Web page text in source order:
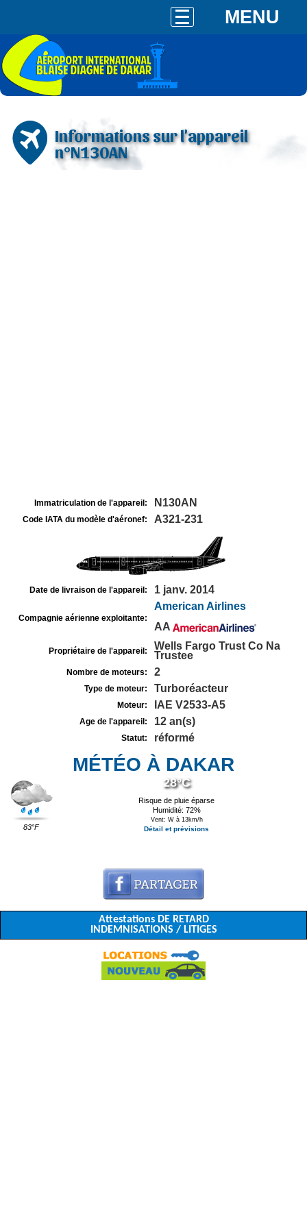
MENU
Informations sur l'appareil
n°N130AN
Immatriculation de l'appareil: N130AN
Code IATA du modèle d'aéronef: A321-231
Date de livraison de l'appareil: 1 janv. 2014
Compagnie aérienne exploitante:
American Airlines
AA
Propriétaire de l'appareil:
Wells Fargo Trust Co Na
Trustee
Nombre de moteurs: 2
Type de moteur: Turboréacteur
Moteur: IAE V2533-A5
Age de l'appareil: 12 an(s)
Statut: réformé
MÉTÉO À DAKAR
83°F
28°C
Risque de pluie éparse
Humidité: 72%
Vent: W à 13km/h
Détail et prévisions
Attestations DE RETARD
INDEMNISATIONS / LITIGES